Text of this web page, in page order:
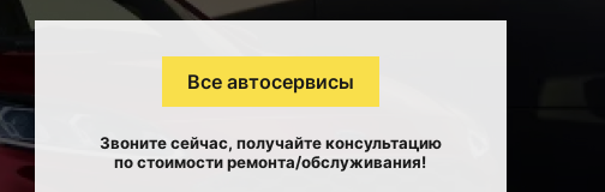
Все автосервисы
Звоните сейчас, получайте консультацию
по стоимости ремонта/обслуживания!